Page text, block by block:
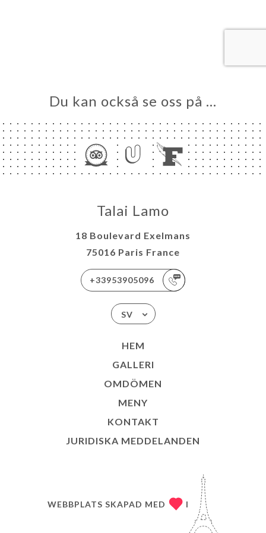
Du kan också se oss på …
Talai Lamo
18 Boulevard Exelmans
75016 Paris France
+33953905096
SV
HEM
GALLERI
OMDÖMEN
MENY
KONTAKT
JURIDISKA MEDDELANDEN
WEBBPLATS SKAPAD MED I